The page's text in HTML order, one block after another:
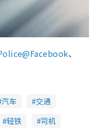
、
汽车
交通
轻铁
司机